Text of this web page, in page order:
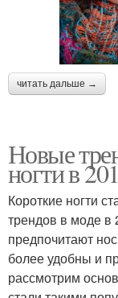
читать дальше →
Новые
ногти в
Короткие ногти
трендов в моде
предпочитают
более удобны и
рассмотрим